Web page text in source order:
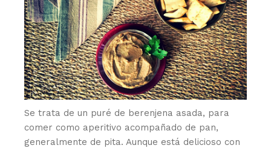
Se trata de un puré de berenjena asada, para
comer como aperitivo acompañado de pan,
generalmente de pita. Aunque está delicioso con